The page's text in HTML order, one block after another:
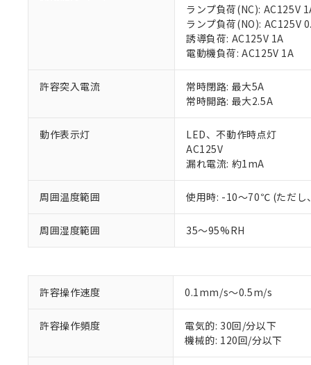
ランプ負荷(NC): AC125V
ランプ負荷(NO): AC125V
誘導負荷: AC125V 1A
電動機負荷: AC125V 1A
許容突入電流
常時閉路: 最大5A
常時開路: 最大2.5A
動作表示灯
LED、不動作時点灯
AC125V
漏れ電流: 約1mA
周囲温度範囲 使用時: -10～70℃ (ただし
周囲湿度範囲 35～95%RH
許容操作速度 0.1mm/s～0.5m/s
許容操作頻度
電気的: 30回/分以下
機械的: 120回/分以下
ご利用条件
以下の条件をお読
本サービス
くものです。
当社制御機
在庫状況お
のであり、
い。
※1 対応状況
対応済み：EU
対応予定なし：
調査・確認中：
仕入先様の事情に
があります。
*EU RoHS指令（10物質
鉛(Pb) 1000ppm以下、
六価クロム(Cr(Ⅵ))
フタル酸ビス(2-エチル
ル（DBP） 1000ppm以
但し、RoHS指令で産業
フタル酸エステル類の
※1 中国
「×」：最大均質
「－」：未確認で
Pb(鉛) :1000ppm、 Hg(
Cr(Ⅵ)(六価クロム) :
DBP(フタル酸ジブチル
DEHP(フタル酸ビス(2-
当社は、こ
う）を輸出
などの必要
当社は規制
ます。
記
説明
○ 一定数以